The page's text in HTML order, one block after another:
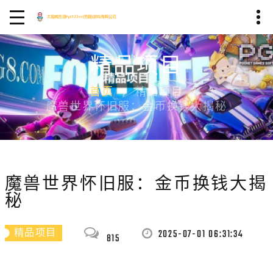
精品项目
首页
精品项目
魔兽世界怀旧服：金币换钱大揭秘
魔兽世界怀旧服：金币换钱大揭
秘
精品项目 815 2025-07-01 06:31:34